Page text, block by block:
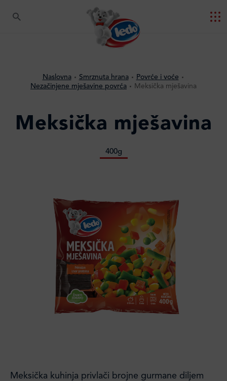
Naslovna Smrznuta hrana
Povrće i voće
Nezačinjene mješavine povrća
Meksička mješavina
Meksička mješavina
400g
Meksička kuhinja privlači brojne gurmane diljem